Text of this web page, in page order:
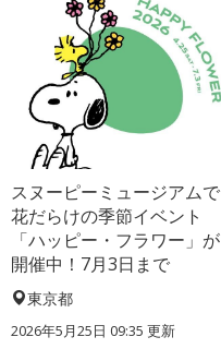
スヌーピーミュージアムで
花だらけの季節イベント
「ハッピー・フラワー」が
開催中！7月3日まで
東京都
2026年5月25日 09:35 更新